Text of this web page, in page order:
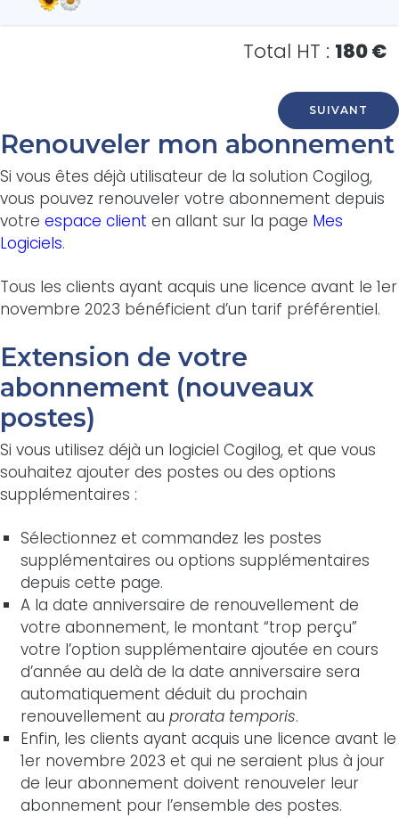
300 €
1 100 €
550 €
Total HT : 180 €
Renouveler mon abonnement
Si vous êtes déjà utilisateur de la solution Cogilog,
vous pouvez renouveler votre abonnement depuis
votre espace client en allant sur la page Mes
Logiciels.
Tous les clients ayant acquis une licence avant le 1er
novembre 2023 bénéficient d’un tarif préférentiel.
Extension de votre
abonnement (nouveaux
postes)
Si vous utilisez déjà un logiciel Cogilog, et que vous
souhaitez ajouter des postes ou des options
supplémentaires :
Sélectionnez et commandez les postes
supplémentaires ou options supplémentaires
depuis cette page.
A la date anniversaire de renouvellement de
votre abonnement, le montant “trop perçu”
votre l’option supplémentaire ajoutée en cours
d’année au delà de la date anniversaire sera
automatiquement déduit du prochain
renouvellement auprorata temporis.
Enfin, les clients ayant acquis une licence avant le
1er novembre 2023 et qui ne seraient plus à jour
de leur abonnement doivent renouveler leur
abonnement pour l’ensemble des postes.